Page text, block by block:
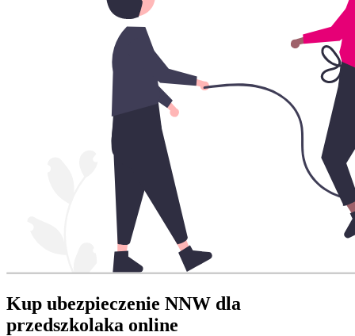
Kup ubezpieczenie NNW dla
przedszkolaka online